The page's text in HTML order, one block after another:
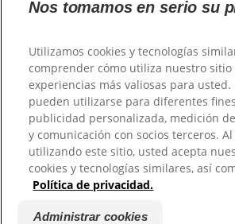
Estados Unidos
República Dominicana
Centroamérica
Guatemala
Suramérica
Chile
Colombia
Ecuador
Nos tomamos en serio su
Utilizamos cookies y tecnologías
comprender cómo utiliza nuestro sitio
experiencias más valiosas para usted.
pueden utilizarse para diferentes
publicidad personalizada, medición
y comunicación con socios terceros.
utilizando este sitio, usted acepta
cookies y tecnologías similares, así
Política de privacidad.
Administrar cookies